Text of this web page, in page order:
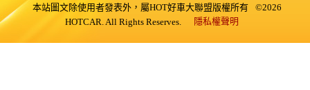
本站圖文除使用者發表外，屬HOT好車大聯盟版權所有
©2026
HOTCAR. All Rights Reserves.
隱私權聲明